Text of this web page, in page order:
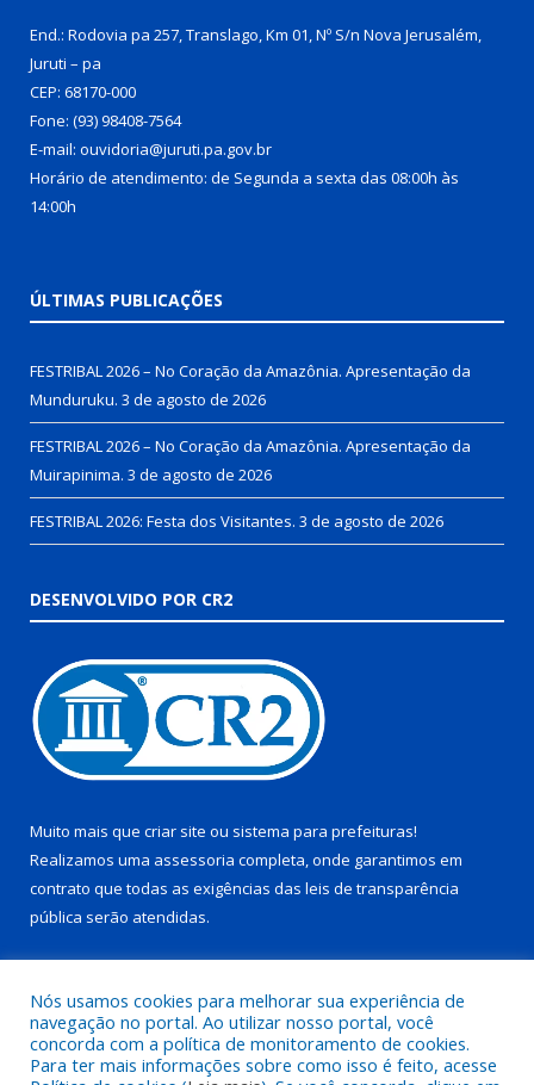
End.: Rodovia pa 257, Translago, Km 01, Nº S/n Nova Jerusalém,
Juruti – pa
CEP: 68170-000
Fone: (93) 98408-7564
E-mail: ouvidoria@juruti.pa.gov.br
Horário de atendimento: de Segunda a sexta das 08:00h às
14:00h
ÚLTIMAS PUBLICAÇÕES
FESTRIBAL 2026 – No Coração da Amazônia. Apresentação da
Munduruku. 3 de agosto de 2026
FESTRIBAL 2026 – No Coração da Amazônia. Apresentação da
Muirapinima. 3 de agosto de 2026
FESTRIBAL 2026: Festa dos Visitantes. 3 de agosto de 2026
DESENVOLVIDO POR CR2
Muito mais que criar site ou sistema para prefeituras!
Realizamos uma assessoria completa, onde garantimos em
contrato que todas as exigências das leis de transparência
pública serão atendidas.
Nós usamos cookies para melhorar sua experiência de
navegação no portal. Ao utilizar nosso portal, você
concorda com a política de monitoramento de cookies.
Para ter mais informações sobre como isso é feito, acesse